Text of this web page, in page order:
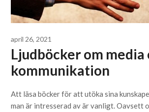
april 26, 2021
Ljudböcker om media
kommunikation
Att läsa böcker för att utöka sina
man är intresserad av är vanligt. Oavsett